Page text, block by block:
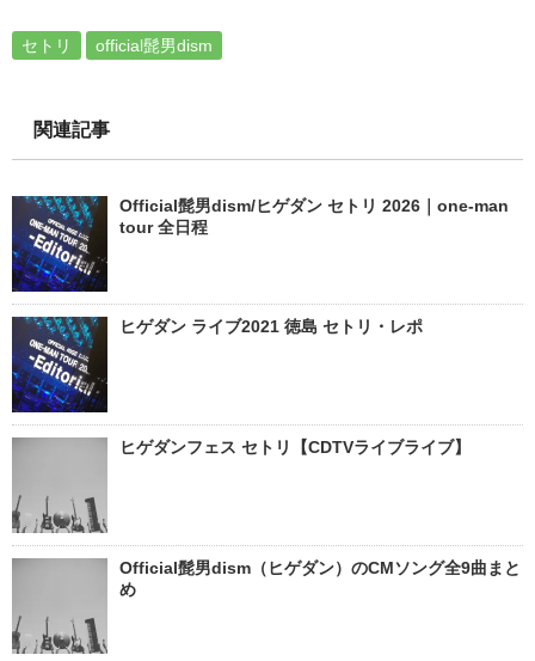
セトリ official髭男dism
関連記事
Official髭男dism/ヒゲダン セトリ 2026｜one-man
tour 全日程
ヒゲダン ライブ2021 徳島 セトリ・レポ
ヒゲダンフェス セトリ【CDTVライブライブ】
Official髭男dism（ヒゲダン）のCMソング全9曲まと
め